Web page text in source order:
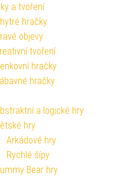
a tvoření
hračky
objevy
tvoření
hračky
hračky
a logické hry
hry
Arkádové hry
Rychlé šípy
Bear hry